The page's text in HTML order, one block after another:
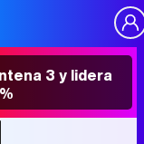
3 y lidera